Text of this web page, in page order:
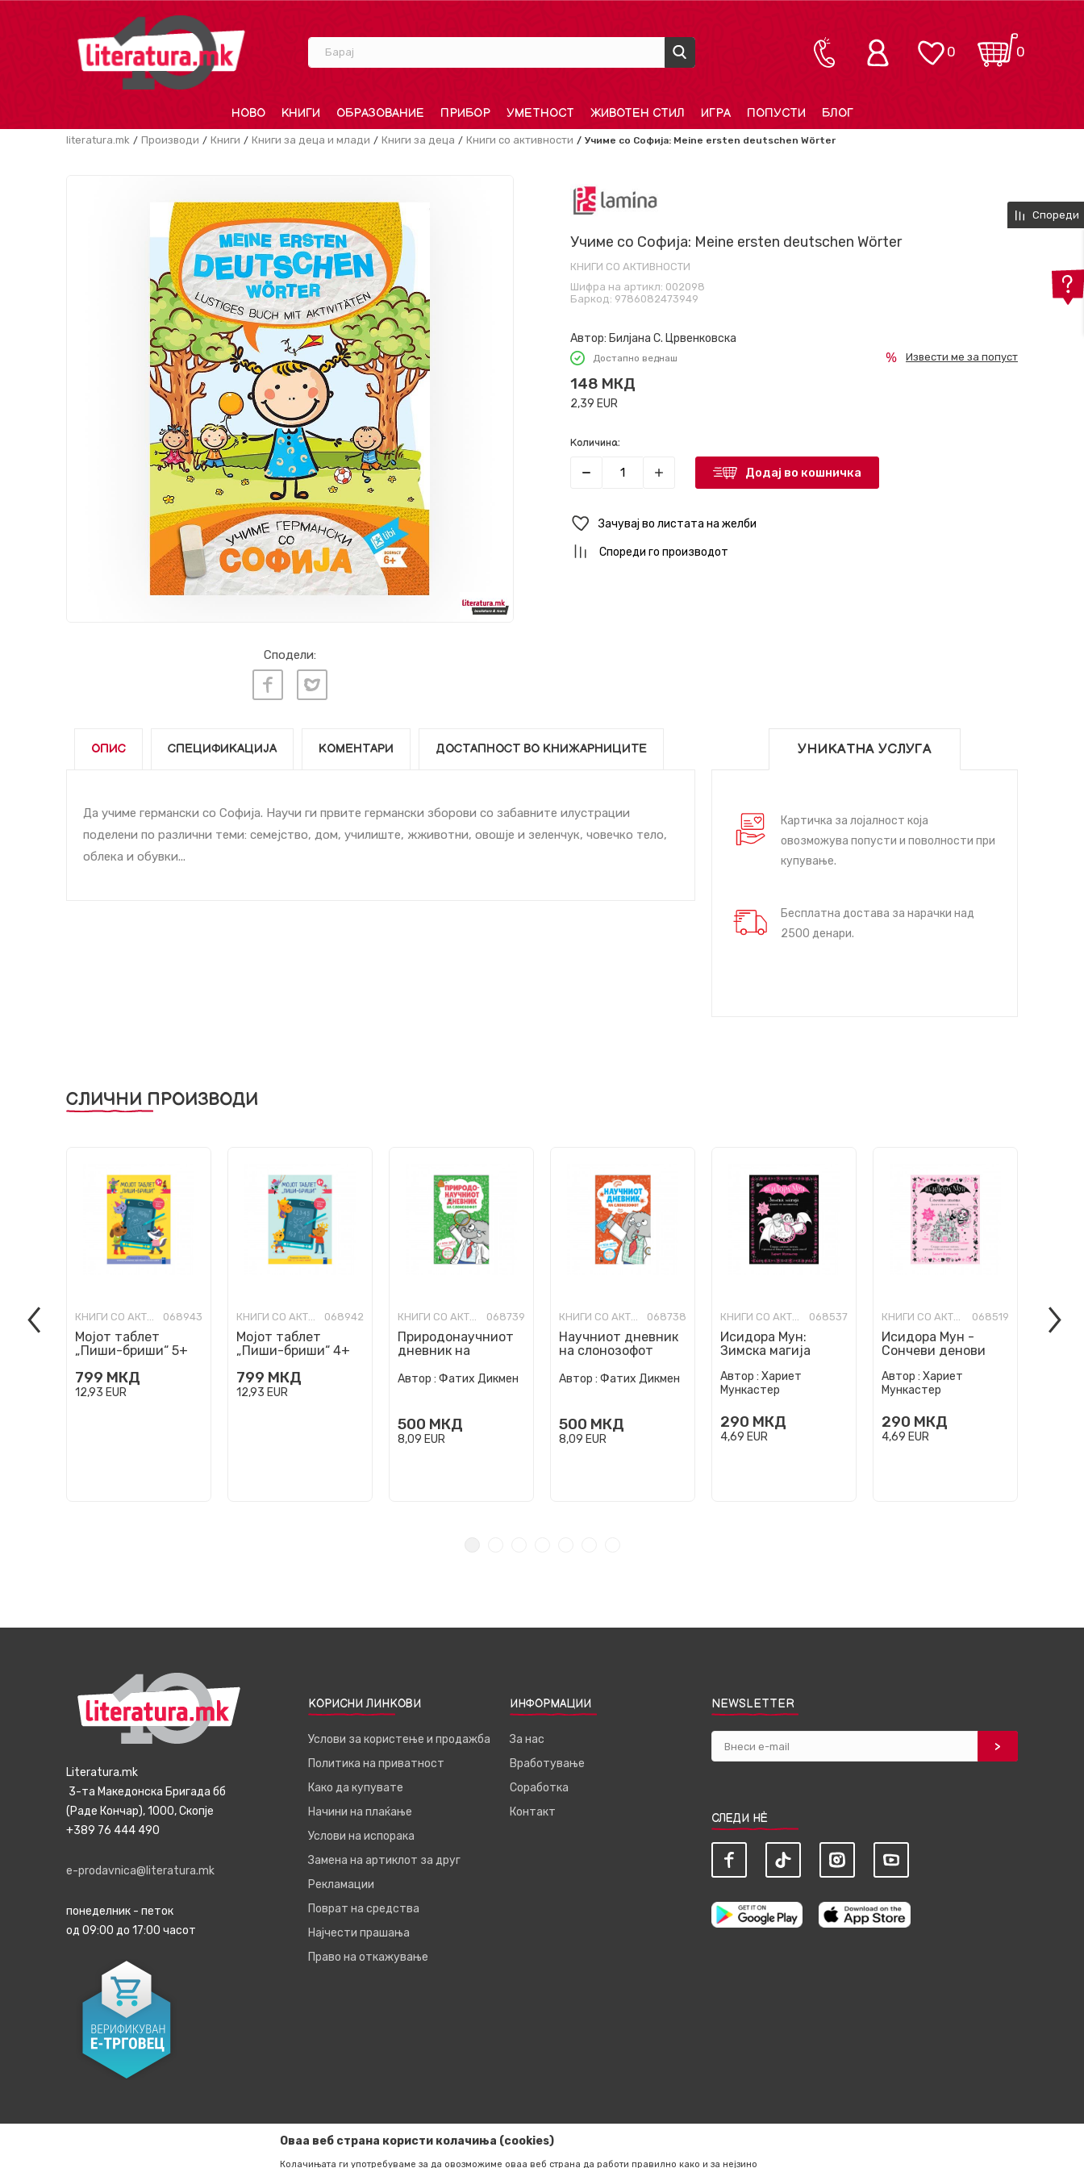
Барај 0
0
НОВО КНИГИ ОБРАЗОВАНИЕ ПРИБОР УМЕТНОСТ ЖИВОТЕН СТИЛ ИГРА ПОПУСТИ БЛОГ
literatura.mk Производи Книги Книги за деца и млади Книги за деца Книги со активности Учиме со Софија: Meine ersten deutschen Wörter
Сподели:
Учиме со Софија: Meine ersten deutschen Wörter
КНИГИ СО АКТИВНОСТИ
Шифра на артикл: 002098
Баркод: 9786082473949
Автор: Билјана С. Црвенковска
Достапно веднаш
148 МКД
2,39 EUR
Извести ме за попуст
Количина:
Додај во кошничка
Зачувај во листата на желби
Спореди го производот
ОПИС СПЕЦИФИКАЦИЈА КОМЕНТАРИ ДОСТАПНОСТ ВО КНИЖАРНИЦИТЕ
Да учиме германски со Софија. Научи ги првите германски зборови со забавните илустрации
поделени по различни теми: семејство, дом, училиште, жживотни, овошје и зеленчук, човечко тело,
облека и обувки...
УНИКАТНА УСЛУГА
Картичка за лојалност која
овозможува попусти и поволности при
купување.
Бесплатна достава за нарачки над
2500 денари.
СЛИЧНИ ПРОИЗВОДИ
КНИГИ СО АКТИВНОСТИ 068943
Мојот таблет
„Пиши-бриши“ 5+
799 МКД
12,93 EUR
КНИГИ СО АКТИВНОСТИ 068942
Мојот таблет
„Пиши-бриши“ 4+
799 МКД
12,93 EUR
КНИГИ СО АКТИВНОСТИ 068739
Природонаучниот
дневник на
Автор : Фатих Дикмен
500 МКД
8,09 EUR
КНИГИ СО АКТИВНОСТИ 068738
Научниот дневник
на слонозофот
Автор : Фатих Дикмен
500 МКД
8,09 EUR
КНИГИ СО АКТИВНОСТИ 068537
Исидора Мун:
Зимска магија
активности)
Автор : Хариет
Мункастер
290 МКД
4,69 EUR
КНИГИ СО АКТИВНОСТИ 068519
Исидора Мун -
Сончеви денови
Автор : Хариет
Мункастер
290 МКД
4,69 EUR
Спореди
Literatura.mk
3-та Македонска Бригада бб
(Раде Кончар), 1000, Скопје
+389 76 444 490
e-prodavnica@literatura.mk
понеделник - петок
од 09:00 до 17:00 часот
КОРИСНИ ЛИНКОВИ
Услови за користење и продажба
Политика на приватност
Како да купувате
Начини на плаќање
Услови на испорака
Замена на артиклот за друг
Рекламации
Поврат на средства
Најчести прашања
Право на откажување
ИНФОРМАЦИИ
За нас
Вработување
Соработка
Контакт
NEWSLETTER
СЛЕДИ НЀ
Оваа веб страна користи колачиња (cookies)
Колачињата ги употребуваме за да овозможиме оваа веб страна да работи правилно како и за нејзино